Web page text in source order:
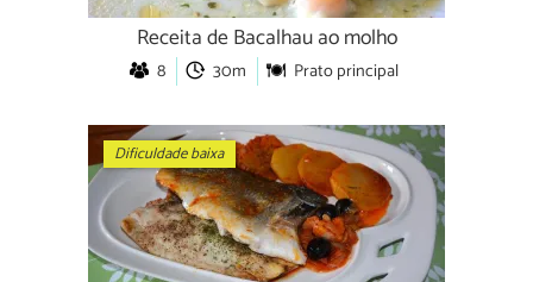
Receita de Bacalhau ao molho
8 30m Prato principal
Dificuldade baixa